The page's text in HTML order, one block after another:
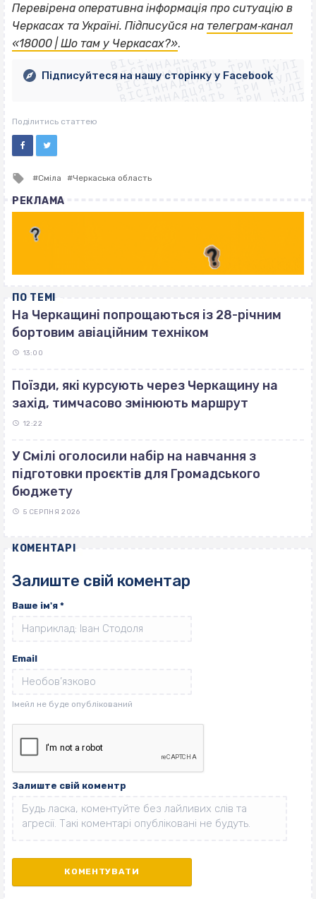
Перевірена оперативна інформація про ситуацію в
Черкасах та Україні. Підписуйся на телеграм‐канал
«18000 | Шо там у Черкасах?».
ВІСІМНАДЦЯТЬ ТРИ НУЛІ
ВІСІМНАДЦЯТЬ ТРИ НУЛІ
ВІСІМНАДЦЯТЬ ТРИ НУЛІ
ВІСІМНАДЦЯТЬ ТРИ НУЛІ
ВІСІМНАДЦЯТЬ ТРИ НУЛІ
ВІСІМНАДЦЯТЬ ТРИ НУЛІ
ВІСІМНАДЦЯТЬ ТРИ НУЛІ
ВІСІМНАДЦЯТЬ ТРИ НУЛІ
Підписуйтеся на нашу сторінку у Facebook
Поділитись статтею
Tagged
Сміла Черкаська область
РЕКЛАМА
ПО ТЕМІ
На Черкащині попрощаються із 28-річним
бортовим авіаційним техніком
13:00
Поїзди, які курсують через Черкащину на
захід, тимчасово змінюють маршрут
12:22
У Смілі оголосили набір на навчання з
підготовки проєктів для Громадського
бюджету
5 СЕРПНЯ 2026
КОМЕНТАРІ
Залиште свій коментар
Ваше ім'я *
Email
Залиште свій коментр